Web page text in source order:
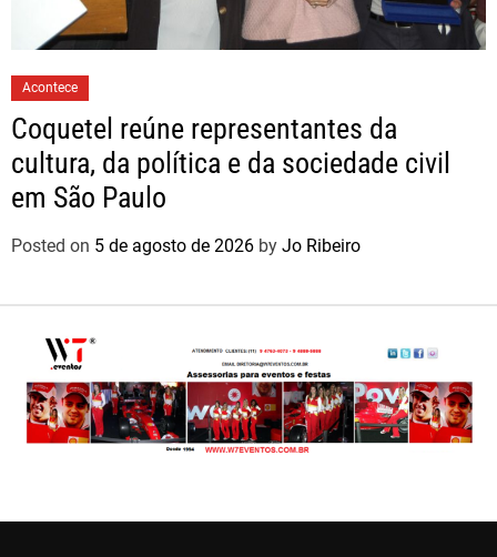
Acontece
Coquetel reúne representantes da
cultura, da política e da sociedade civil
em São Paulo
Posted on 5 de agosto de 2026 by Jo Ribeiro